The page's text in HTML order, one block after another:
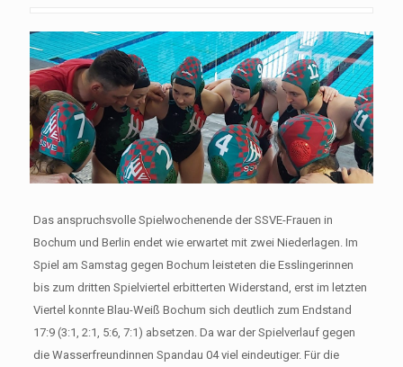
Das anspruchsvolle Spielwochenende der SSVE-Frauen in
Bochum und Berlin endet wie erwartet mit zwei Niederlagen. Im
Spiel am Samstag gegen Bochum leisteten die Esslingerinnen
bis zum dritten Spielviertel erbitterten Widerstand, erst im letzten
Viertel konnte Blau-Weiß Bochum sich deutlich zum Endstand
17:9 (3:1, 2:1, 5:6, 7:1) absetzen. Da war der Spielverlauf gegen
die Wasserfreundinnen Spandau 04 viel eindeutiger. Für die